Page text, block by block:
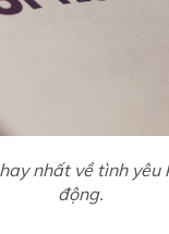
nhất về tình yêu
động.